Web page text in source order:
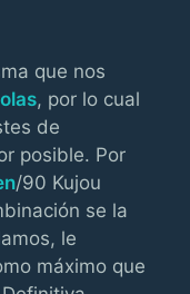
que nos
, por lo cual
de
posible. Por
/90 Kujou
se la
le
máximo que